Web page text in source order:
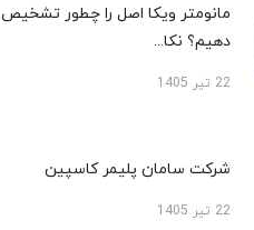
مانومتر ویکا اصل را چطور تشخیص
دهیم؟ نکا...
22 تیر 1405
شرکت سامان پلیمر کاسپین
22 تیر 1405